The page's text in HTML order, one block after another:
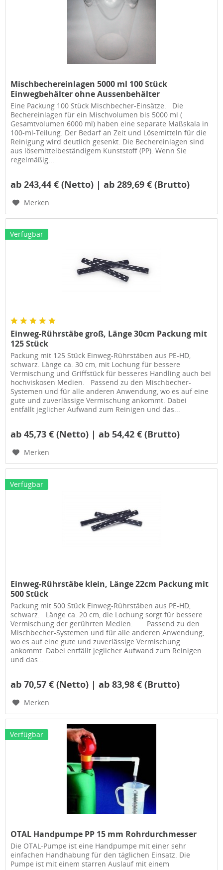
Mischbechereinlagen 5000 ml 100 Stück
Einwegbehälter ohne Aussenbehälter
Eine Packung 100 Stück Mischbecher-Einsätze. Die
Bechereinlagen für ein Mischvolumen bis 5000 ml (
Gesamtvolumen 6000 ml) haben eine separate Maßskala in
100-ml-Teilung. Der Bedarf an Zeit und Lösemitteln für die
Reinigung wird deutlich gesenkt. Die Bechereinlagen sind
aus lösemittelbeständigem Kunststoff (PP). Wenn Sie
regelmäßig...
ab 243,44 € (Netto) | ab 289,69 € (Brutto)
Merken
Verfügbar
Einweg-Rührstäbe groß, Länge 30cm Packung mit
125 Stück
Packung mit 125 Stück Einweg-Rührstäben aus PE-HD,
schwarz. Länge ca. 30 cm, mit Lochung für bessere
Vermischung und Griffstück für besseres Handling auch bei
hochviskosen Medien. Passend zu den Mischbecher-
Systemen und für alle anderen Anwendung, wo es auf eine
gute und zuverlässige Vermischung ankommt. Dabei
entfällt jeglicher Aufwand zum Reinigen und das...
ab 45,73 € (Netto) | ab 54,42 € (Brutto)
Merken
Verfügbar
Einweg-Rührstäbe klein, Länge 22cm Packung mit
500 Stück
Packung mit 500 Stück Einweg-Rührstäben aus PE-HD,
schwarz. Länge ca. 20 cm, die Lochung sorgt für bessere
Vermischung der gerührten Medien. Passend zu den
Mischbecher-Systemen und für alle anderen Anwendung,
wo es auf eine gute und zuverlässige Vermischung
ankommt. Dabei entfällt jeglicher Aufwand zum Reinigen
und das...
ab 70,57 € (Netto) | ab 83,98 € (Brutto)
Merken
Verfügbar
OTAL Handpumpe PP 15 mm Rohrdurchmesser
Die OTAL-Pumpe ist eine Handpumpe mit einer sehr
einfachen Handhabung für den täglichen Einsatz. Die
Pumpe ist mit einem starren Auslauf mit einem